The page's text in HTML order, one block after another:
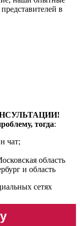
в
тогда:
чат;
область
и область
сетях